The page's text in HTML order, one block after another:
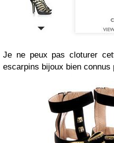
Je ne peux pas cloturer
escarpins bijoux bien